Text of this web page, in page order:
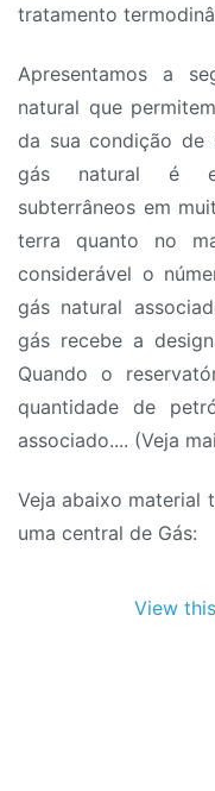
tratamento
Apresentamos a
natural que
da sua condição de
gás natural é
subterrâneos em
terra quanto no
considerável o
gás natural
gás recebe a
Quando o
quantidade de
associado.... (Veja
Veja abaixo material
uma central de Gás:
View